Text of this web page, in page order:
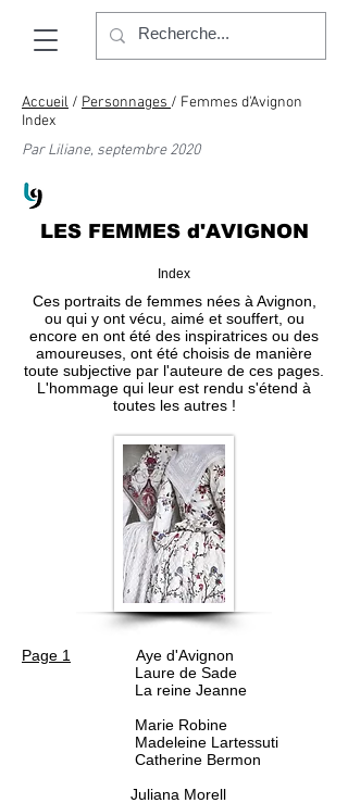
Accueil / Personnages / Femmes d'Avignon
Index
Par Liliane, septembre 2020
LES FEMMES d'AVIGNON
Index
Ces portraits de femmes nées à Avignon,
ou qui y ont vécu, aimé et souffert, ou
encore en ont été des inspiratrices ou des
amoureuses, ont été choisis de manière
toute subjective par l'auteure de ces pages.
L'hommage qui leur est rendu s'étend à
toutes les autres !
Page 1
Aye d'Avignon
Laure de Sade
La reine Jeanne
Marie Robine
Madeleine Lartessuti
Catherine Bermon
Juliana Morell